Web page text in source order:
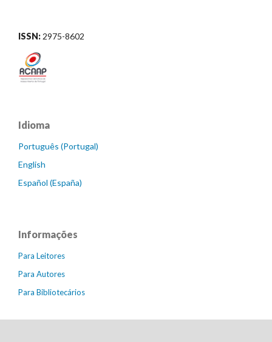
ISSN: 2975-8602
Idioma
Português (Portugal)
English
Español (España)
Informações
Para Leitores
Para Autores
Para Bibliotecários